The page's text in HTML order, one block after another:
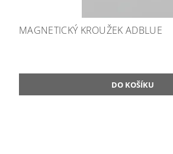
MAGNETICKÝ KROUŽEK ADBLUE